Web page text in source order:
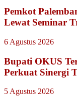
Pemkot
Lewat Seminar
6 Agustus 2026
Bupati OKUS
Perkuat Sinergi
5 Agustus 2026